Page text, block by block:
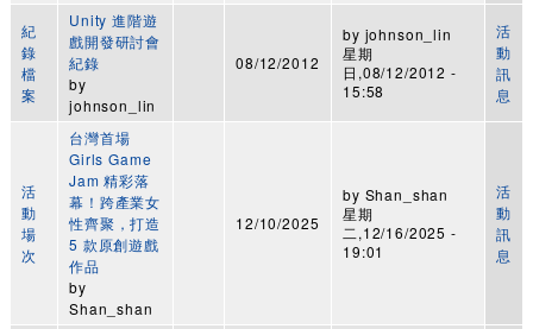
紀
錄
檔
案
Unity 進階遊
戲開發研討會
紀錄
by
johnson_lin
08/12/2012
by johnson_lin
星期
日,08/12/2012 -
15:58
活
動
訊
息
活
動
場
次
台灣首場
Girls Game
Jam 精彩落
幕！跨產業女
性齊聚，打造
5 款原創遊戲
作品
by
Shan_shan
12/10/2025
by Shan_shan
星期
二,12/16/2025 -
19:01
活
動
訊
息